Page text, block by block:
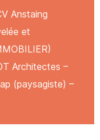
Anstaing
et
Architectes –
(paysagiste) –